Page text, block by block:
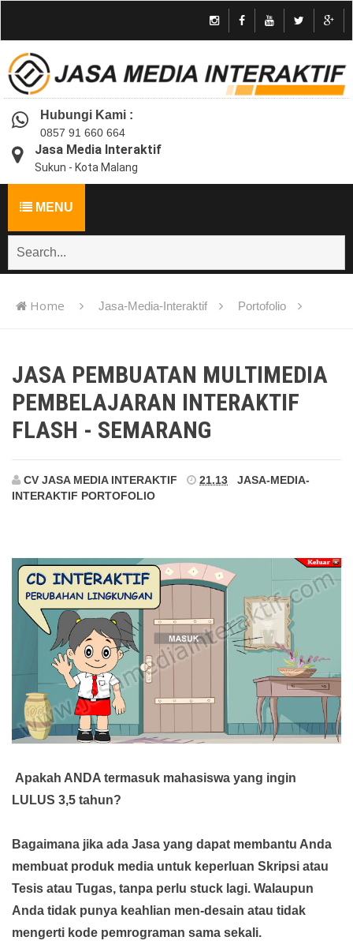
Hubungi Kami :
0857 91 660 664
Jasa Media Interaktif
Sukun - Kota Malang
MENU
Home Jasa-Media-Interaktif Portofolio
JASA PEMBUATAN MULTIMEDIA
PEMBELAJARAN INTERAKTIF
FLASH - SEMARANG
CV JASA MEDIA INTERAKTIF 21.13
JASA-MEDIA-
INTERAKTIF PORTOFOLIO
Apakah ANDA termasuk mahasiswa yang ingin
LULUS 3,5 tahun?
Bagaimana jika ada Jasa yang dapat membantu Anda
membuat produk media untuk keperluan Skripsi atau
Tesis atau Tugas, tanpa perlu stuck lagi. Walaupun
Anda tidak punya keahlian men-desain atau tidak
mengerti kode pemrograman sama sekali.